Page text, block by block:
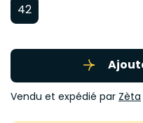
42
Vendu et expédié par Zèta